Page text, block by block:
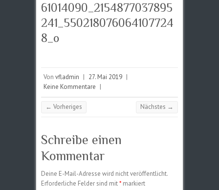
61014090_2154877037895
241_550218076064107724
8_o
Von vfladmin | 27. Mai 2019 |
Keine Kommentare |
← Vorheriges Nächstes →
Schreibe einen
Kommentar
Deine E-Mail-Adresse wird nicht veröffentlicht.
Erforderliche Felder sind mit* markiert